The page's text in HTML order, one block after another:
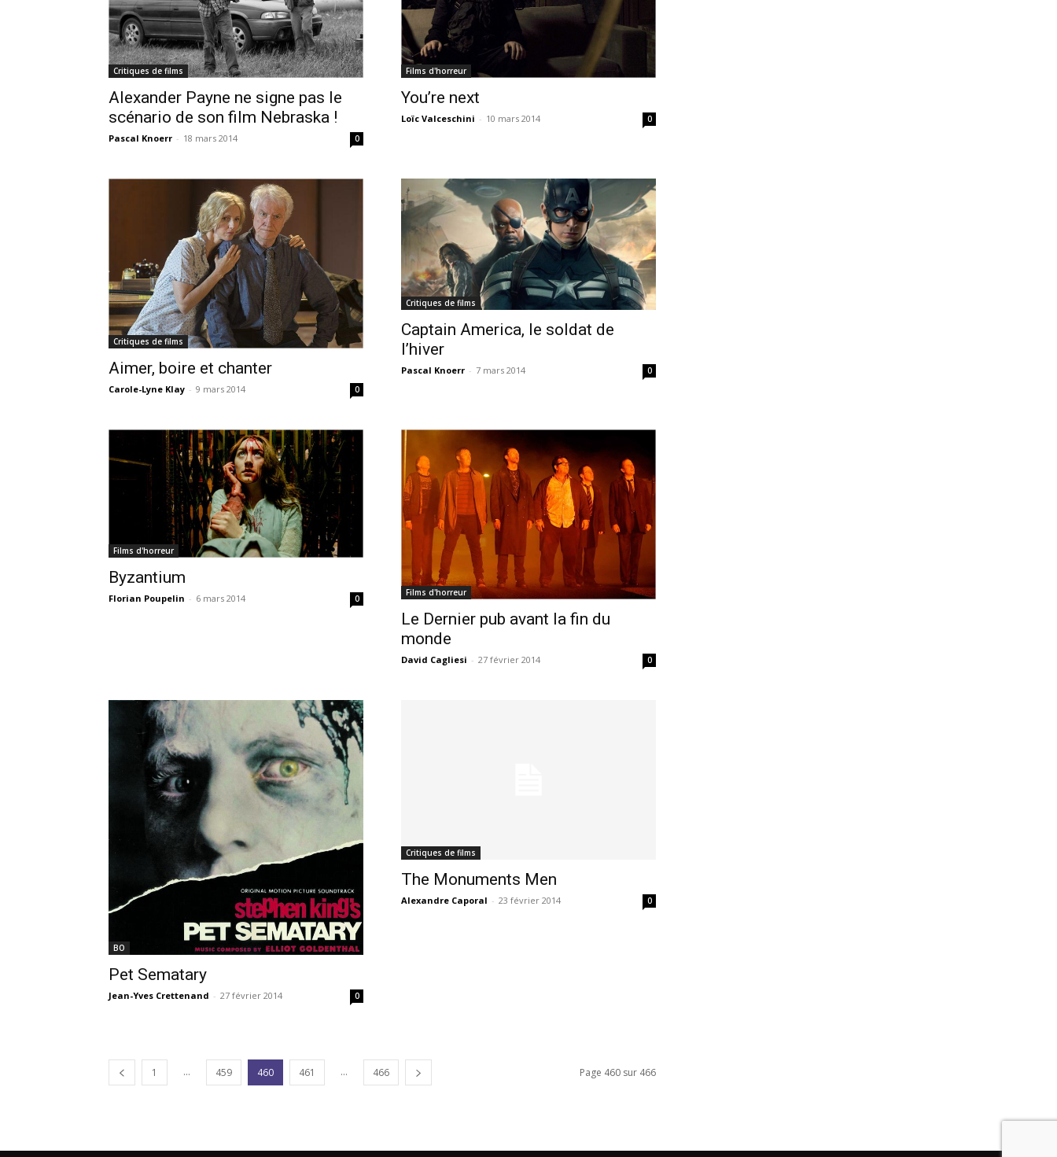
Critiques de films
Alexander Payne ne signe pas le
scénario de son film Nebraska !
Pascal Knoerr - 18 mars 2014 0
Films d'horreur
You’re next
Loïc Valceschini - 10 mars 2014 0
Critiques de films
Aimer, boire et chanter
Carole-Lyne Klay - 9 mars 2014 0
Critiques de films
Captain America, le soldat de
l’hiver
Pascal Knoerr - 7 mars 2014 0
Films d'horreur
Byzantium
Florian Poupelin - 6 mars 2014 0
Films d'horreur
Le Dernier pub avant la fin du
monde
David Cagliesi - 27 février 2014 0
BO
Pet Sematary
Jean-Yves Crettenand - 27 février 2014 0
Critiques de films
The Monuments Men
Alexandre Caporal - 23 février 2014 0
1 ... 459 460 461 ... 466 Page 460 sur 466